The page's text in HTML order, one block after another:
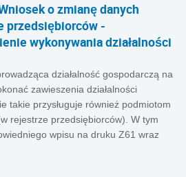
o zmianę danych
przedsiębiorców -
wykonywania działalności
działalność gospodarczą na
zawieszenia działalności
takie przysługuje również podmiotom
rejestrze przedsiębiorców). W tym
wpisu na druku Z61 wraz